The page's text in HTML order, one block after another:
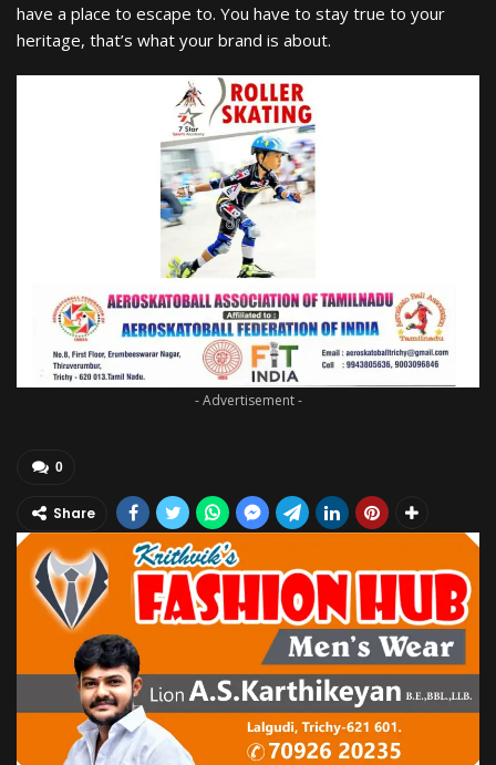
have a place to escape to. You have to stay true to your
heritage, that’s what your brand is about.
- Advertisement -
0
Share